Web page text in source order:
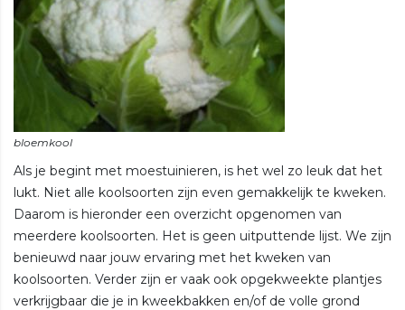
Als je begint met moestuinieren, is het wel zo leuk dat het
lukt. Niet alle koolsoorten zijn even gemakkelijk te kweken.
Daarom is hieronder een overzicht opgenomen van
meerdere koolsoorten. Het is geen uitputtende lijst. We zijn
benieuwd naar jouw ervaring met het kweken van
koolsoorten. Verder zijn er vaak ook opgekweekte plantjes
verkrijgbaar die je in kweekbakken en/of de volle grond